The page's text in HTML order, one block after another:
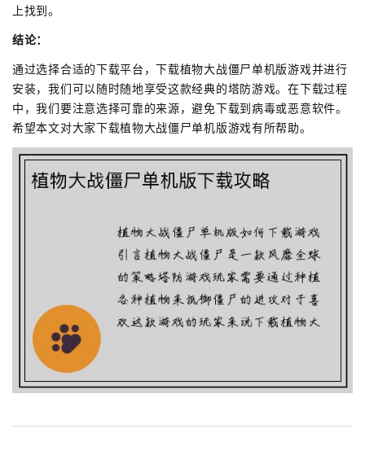
上找到。
结论：
通过选择合适的下载平台，下载植物大战僵尸单机版游戏并进行
安装，我们可以随时随地享受这款经典的塔防游戏。在下载过程
中，我们要注意选择可靠的来源，避免下载到病毒或恶意软件。
希望本文对大家下载植物大战僵尸单机版游戏有所帮助。